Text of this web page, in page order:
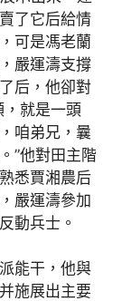
了它后給情
可是馮老蘭
嚴運濤支撐
后，他卻對
，就是一頭
咱弟兄，曩
”他對田主階
悉賈湘農后
嚴運濤參加
動兵士。
能干，他與
施展出主要